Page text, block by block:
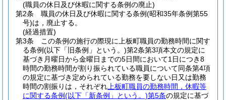
(職員の休日及び休暇に関する条例の廃止)
第2条
職員の休日及び休暇に関する条例(昭和35年条例第55
号)は，廃止する。
(経過措置)
第3条
この条例の施行の際現に上板町職員の勤務時間に関す
る条例(以下「旧条例」という。)第2条第3項本文の規定に
基づき月曜日から金曜日までの5日間において1日につき8
時間の勤務時間が割り振られている職員について同条第4項
の規定に基づき定められている勤務を要しない日又は勤務
時間の割振りは，それぞれ 上板町職員の勤務時間，休暇等
に関する条例(以下「新条例」という。)第5条の規定に基づ